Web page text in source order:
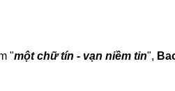
"một chữ tín - vạn niềm tin",